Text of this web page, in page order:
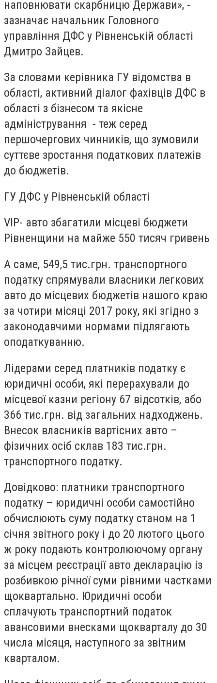
наповнювати скарбницю Держави», -
зазначає начальник Головного
управління ДФС у Рівненській області
Дмитро Зайцев.
За словами керівника ГУ відомства в
області, активний діалог фахівців ДФС в
області з бізнесом та якісне
адміністрування - теж серед
першочергових чинників, що зумовили
суттєве зростання податкових платежів
до бюджетів.
ГУ ДФС у Рівненській області
VIP- авто збагатили місцеві бюджети
Рівненщини на майже 550 тисяч гривень
А саме, 549,5 тис.грн. транспортного
податку спрямували власники легкових
авто до місцевих бюджетів нашого краю
за чотири місяці 2017 року, які згідно з
законодавчими нормами підлягають
оподаткуванню.
Лідерами серед платників податку є
юридичні особи, які перерахували до
місцевої казни регіону 67 відсотків, або
366 тис.грн. від загальних надходжень.
Внесок власників вартісних авто –
фізичних осіб склав 183 тис.грн.
транспортного податку.
Довідково: платники транспортного
податку – юридичні особи самостійно
обчислюють суму податку станом на 1
січня звітного року і до 20 лютого цього
ж року подають контролюючому органу
за місцем реєстрації авто декларацію із
розбивкою річної суми рівними частками
щоквартально. Юридичні особи
сплачують транспортний податок
авансовими внесками щокварталу до 30
числа місяця, наступного за звітним
кварталом.